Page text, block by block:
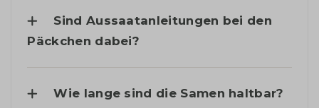
Sind Aussaatanleitungen bei den
Päckchen dabei?
Wie lange sind die Samen haltbar?